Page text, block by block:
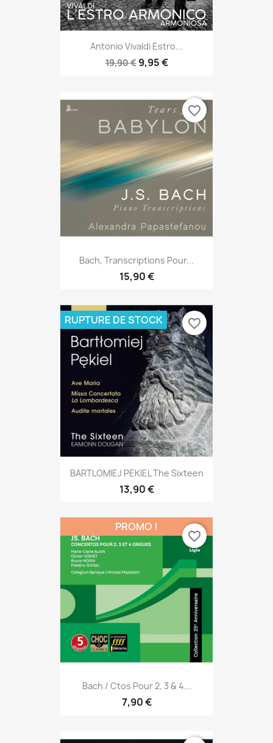
Antonio Vivaldi Estro...
19,90 € 9,95 €
Bach, Transcriptions Pour...
15,90 €
favorite_border
BARTLOMIEJ PEKIEL The Sixteen
13,90 €
RUPTURE DE STOCK favorite_border
Bach / Ctos Pour 2, 3 & 4...
7,90 €
PROMO !
favorite_border